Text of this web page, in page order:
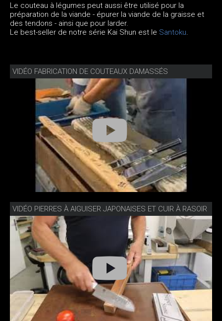
Le couteau à légumes peut aussi être utilisé pour la
préparation de la viande - épurer la viande de la graisse et
des tendons - ainsi que pour larder.
Le best-seller de notre série Kai Shun est le Santoku.
VIDÉO FABRICATION DE COUTEAUX DAMASSÉS
VIDÉO PIERRES À AIGUISER JAPONAISES ET CUIR À RASOIR